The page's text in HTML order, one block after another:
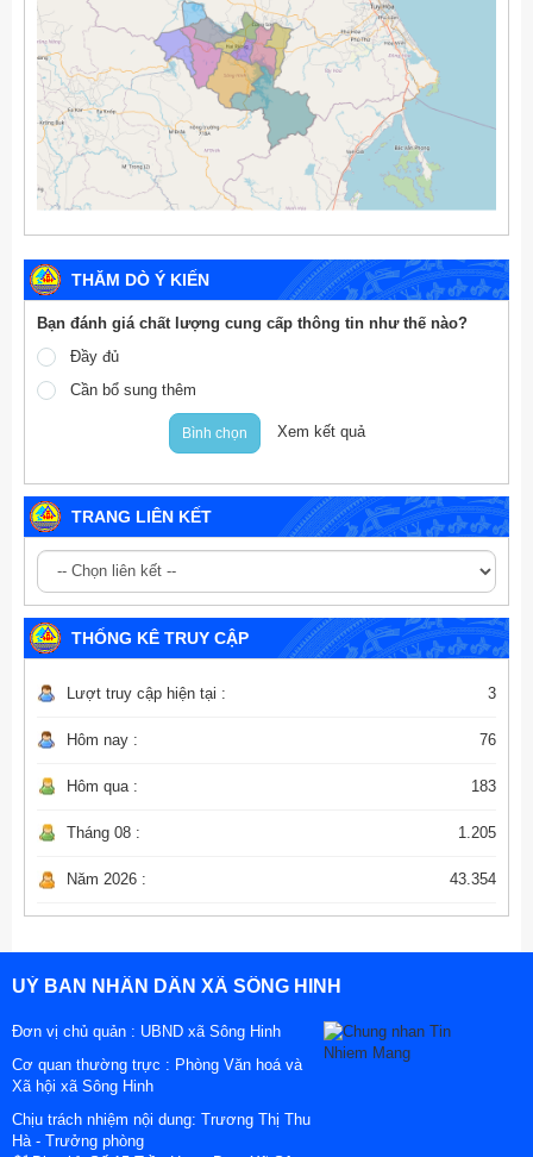
THĂM DÒ Ý KIẾN
Bạn đánh giá chất lượng cung cấp thông tin như thế nào?
Đầy đủ
Cần bổ sung thêm
Bình chọn Xem kết quả
TRANG LIÊN KẾT
THỐNG KÊ TRUY CẬP
Lượt truy cập hiện tại : 3
Hôm nay : 76
Hôm qua : 183
Tháng 08 : 1.205
Năm 2026 : 43.354
UỶ BAN NHÂN DÂN XÃ SÔNG HINH
Đơn vị chủ quản : UBND xã Sông Hinh
Cơ quan thường trực : Phòng Văn hoá và
Xã hội xã Sông Hinh
Chịu trách nhiệm nội dung: Trương Thị Thu
Hà - Trưởng phòng